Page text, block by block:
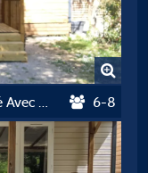
Mobile-Home 3 Chambres Climatisé Avec Lave-Vaisselle 6-8